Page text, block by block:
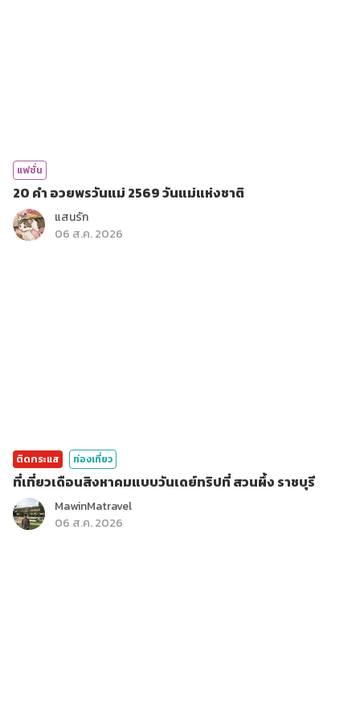
แฟชั่น
20 คำ อวยพรวันแม่ 2569 วันแม่แห่งชาติ
แสนรัก
06 ส.ค. 2026
ติดกระแส ท่องเที่ยว
ที่เที่ยวเดือนสิงหาคมแบบวันเดย์ทริปที่ สวนผึ้ง ราชบุรี
MawinMatravel
06 ส.ค. 2026